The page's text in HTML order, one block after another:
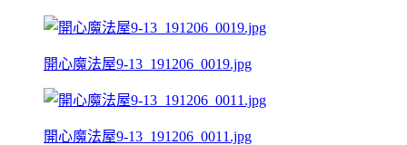
開心魔法屋9-13_191206_0019.jpg
開心魔法屋9-13_191206_0011.jpg